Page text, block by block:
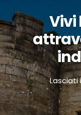
Vivi
Lasciati